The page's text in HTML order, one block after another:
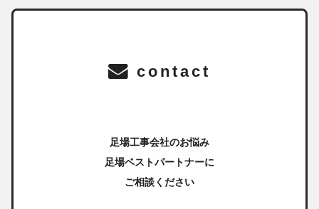
contact
足場工事会社のお悩み
足場ベストパートナーに
ご相談ください